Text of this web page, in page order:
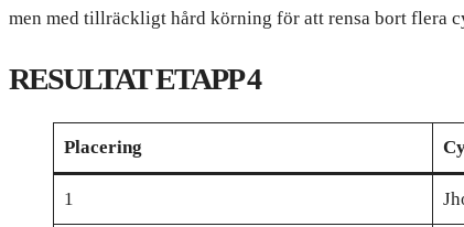
men med tillräckligt hård körning för att rensa bort flera
RESULTAT ETAPP 4
Placering
1